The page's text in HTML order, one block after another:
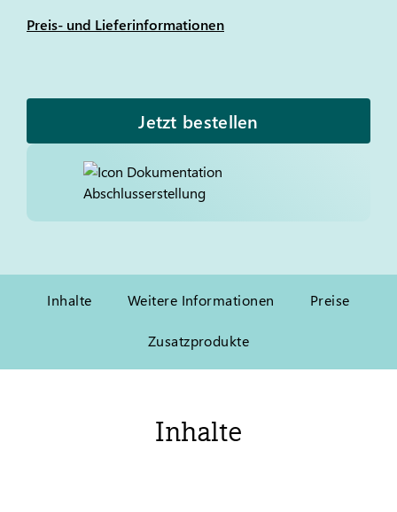
Preis- und Lieferinformationen
Jetzt bestellen
Inhalte Weitere Informationen Preise
Zusatzprodukte
Inhalte